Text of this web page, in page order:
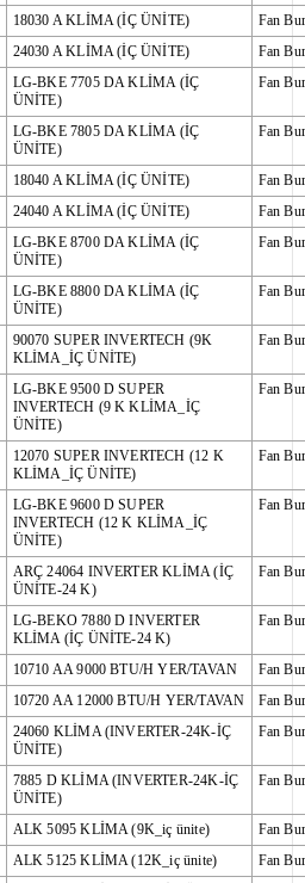
18030 A KLİMA (İÇ ÜNİTE)
Fan
24030 A KLİMA (İÇ ÜNİTE)
Fan
LG-BKE 7705 DA KLİMA (İÇ
ÜNİTE)
Fan
LG-BKE 7805 DA KLİMA (İÇ
ÜNİTE)
Fan
18040 A KLİMA (İÇ ÜNİTE)
Fan
24040 A KLİMA (İÇ ÜNİTE)
Fan
LG-BKE 8700 DA KLİMA (İÇ
ÜNİTE)
Fan
LG-BKE 8800 DA KLİMA (İÇ
ÜNİTE)
Fan
90070 SUPER INVERTECH (9K
KLİMA_İÇ ÜNİTE)
Fan
LG-BKE 9500 D SUPER
INVERTECH (9 K KLİMA_İÇ
ÜNİTE)
Fan
12070 SUPER INVERTECH (12 K
KLİMA_İÇ ÜNİTE)
Fan
LG-BKE 9600 D SUPER
INVERTECH (12 K KLİMA_İÇ
ÜNİTE)
Fan
ARÇ 24064 INVERTER KLİMA (İÇ
ÜNİTE-24 K)
Fan
LG-BEKO 7880 D INVERTER
KLİMA (İÇ ÜNİTE-24 K)
Fan
10710 AA 9000 BTU/H YER/TAVAN
Fan
10720 AA 12000 BTU/H YER/TAVAN
Fan
24060 KLİMA (INVERTER-24K-İÇ
ÜNİTE)
Fan
7885 D KLİMA (INVERTER-24K-İÇ
ÜNİTE)
Fan
ALK 5095 KLİMA (9K_iç ünite)
Fan
ALK 5125 KLİMA (12K_iç ünite) Fan